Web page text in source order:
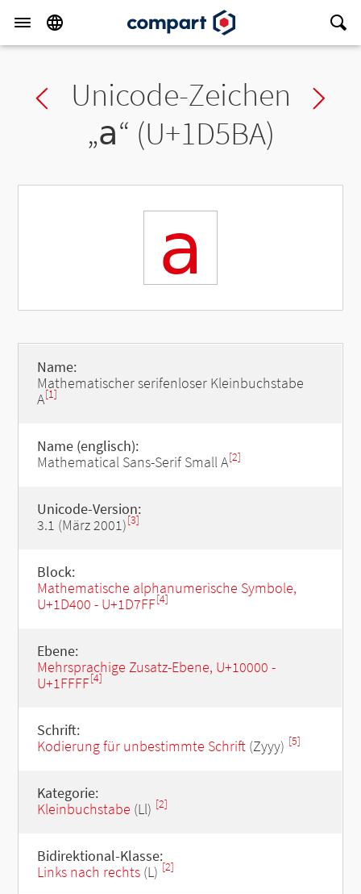
Previous char
Unicode-Zeichen
„𝖺“ (U+1D5BA)
𝖺
Name:
Mathematischer serifenloser Kleinbuchstabe
A[1]
Name (englisch):
Mathematical Sans-Serif Small A[2]
Unicode-Version:
3.1 (März 2001)[3]
Block:
Mathematische alphanumerische Symbole,
U+1D400 - U+1D7FF[4]
Ebene:
Mehrsprachige Zusatz-Ebene, U+10000 -
U+1FFFF[4]
Schrift:
Kodierung für unbestimmte Schrift(Zyyy) [5]
Kategorie:
Kleinbuchstabe (Ll) [2]
Bidirektional-Klasse:
Links nach rechts(L) [2]